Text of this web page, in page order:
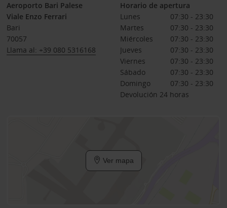
Aeroporto Bari Palese
Viale Enzo Ferrari
Bari
70057
Llama al: +39 080 5316168
Horario de apertura
Lunes
07:30 - 23:30
Martes
07:30 - 23:30
Miércoles
07:30 - 23:30
Jueves
07:30 - 23:30
Viernes
07:30 - 23:30
Sábado
07:30 - 23:30
Domingo
07:30 - 23:30
Devolución 24 horas
Ver mapa